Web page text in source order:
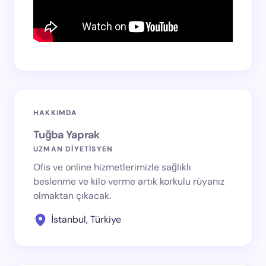
HAKKIMDA
Tuğba Yaprak
UZMAN DİYETİSYEN
Ofis ve online hizmetlerimizle sağlıklı
beslenme ve kilo verme artık korkulu rüyanız
olmaktan çıkacak.
İstanbul, Türkiye